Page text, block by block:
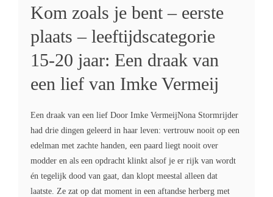
Kom zoals je bent – eerste
plaats – leeftijdscategorie
15-20 jaar: Een draak van
een lief van Imke Vermeij
Een draak van een lief Door Imke VermeijNona Stormrijder
had drie dingen geleerd in haar leven: vertrouw nooit op een
edelman met zachte handen, een paard liegt nooit over
modder en als een opdracht klinkt alsof je er rijk van wordt
én tegelijk dood van gaat, dan klopt meestal alleen dat
laatste. Ze zat op dat moment in een aftandse herberg met